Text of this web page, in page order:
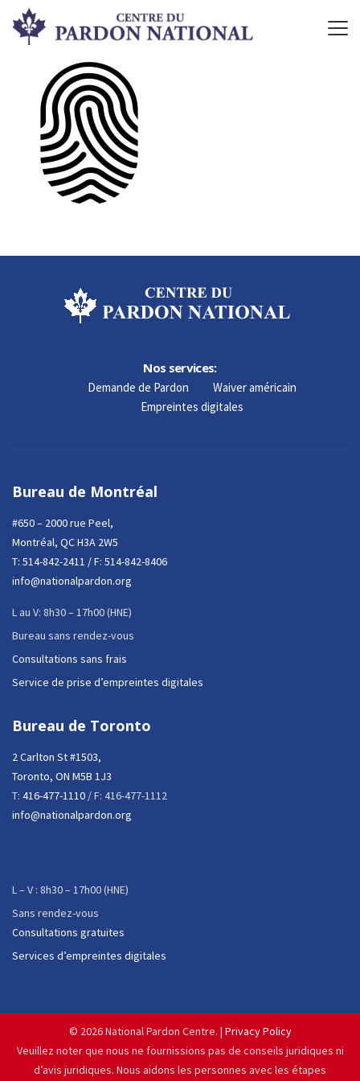
Nos services:
Demande de Pardon
Waiver américain
Empreintes digitales
Bureau de Montréal
#650 – 2000 rue Peel,
Montréal, QC H3A 2W5
T: 514-842-2411 / F: 514-842-8406
info@nationalpardon.org
L au V: 8h30 – 17h00 (HNE)
Bureau sans rendez-vous
Consultations sans frais
Service de prise d’empreintes digitales
Bureau de Toronto
2 Carlton St #1503,
Toronto, ON M5B 1J3
T: 416-477-1110 / F: 416-477-1112
info@nationalpardon.org
L – V : 8h30 – 17h00 (HNE)
Sans rendez-vous
Consultations gratuites
Services d’empreintes digitales
© 2026 National Pardon Centre. | Privacy Policy
Veuillez noter que nous ne fournissions pas de conseils juridiques ni
d’avis juridiques. Nous aidons les personnes avec les étapes